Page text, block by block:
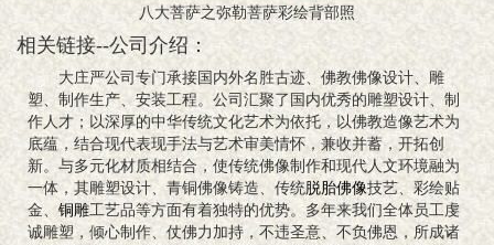
八大菩萨之弥勒菩萨彩绘背部照
相关链接--公司介绍：
大庄严公司专门承接国内外名胜古迹、佛教佛像设计、雕
塑、制作生产、安装工程。公司汇聚了国内优秀的雕塑设计、制
作人才；以深厚的中华传统文化艺术为依托，以佛教造像艺术为
底蕴，结合现代表现手法与艺术审美情怀，兼收并蓄，开拓创
新。与多元化材质相结合，使传统佛像制作和现代人文环境融为
一体，其雕塑设计、青铜佛像铸造、传统脱胎佛像技艺、彩绘贴
金、 铜雕工艺品等方面有着独特的优势。多年来我们全体员工虔
诚雕塑，倾心制作、仗佛力加持，不违圣意、不负佛恩，所成诸